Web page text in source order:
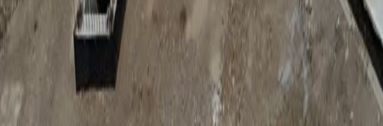
Anunțuri publice